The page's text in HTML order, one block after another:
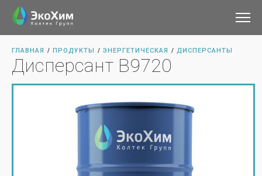
ГЛАВНАЯ / ПРОДУКТЫ / ЭНЕРГЕТИЧЕСКАЯ / ДИСПЕРСАНТЫ
Дисперсант В9720